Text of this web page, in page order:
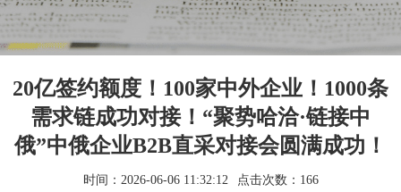
20亿签约额度！100家中外企业！1000条
需求链成功对接！“聚势哈洽·链接中
俄”中俄企业B2B直采对接会圆满成功！
时间：2026-06-06 11:32:12 点击次数：166